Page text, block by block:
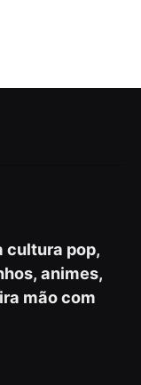
cultura pop,
animes,
mão com